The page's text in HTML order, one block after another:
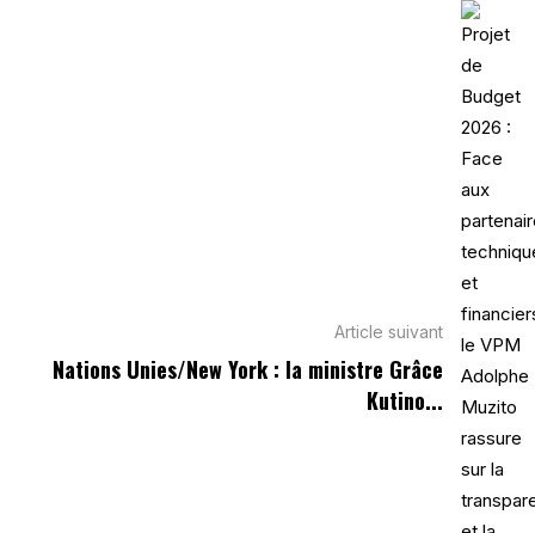
Article suivant
Nations Unies/New York : la ministre Grâce
Kutino...